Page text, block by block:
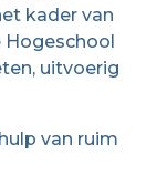
kader van
uitvoerig
van ruim